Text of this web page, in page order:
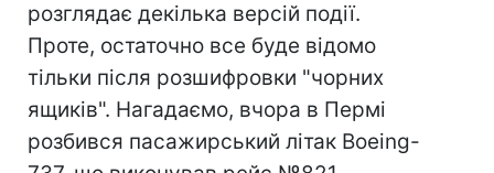
розглядає декілька версій події.
Проте, остаточно все буде відомо
тільки після розшифровки "чорних
ящиків". Нагадаємо, вчора в Пермі
розбився пасажирський літак Boeing-